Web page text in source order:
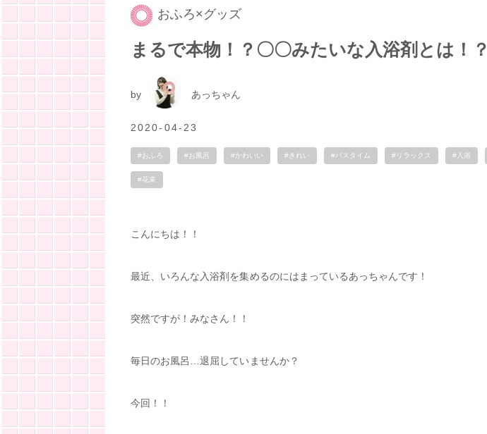
おふろ×グッズ
まるで本物！？〇〇みたいな入浴剤とは！？
by あっちゃん
2020-04-23
#おふろ #お風呂 #かわいい #きれい #バスタイム #リラックス #入浴
#花束
こんにちは！！
最近、いろんな入浴剤を集めるのにはまっているあっちゃんです！
突然ですが！みなさん！！
毎日のお風呂…退屈していませんか？
今回！！